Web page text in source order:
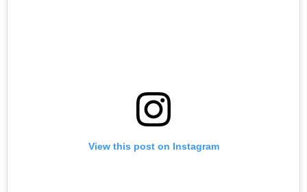
View this post on Instagram